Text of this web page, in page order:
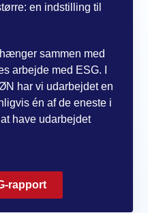
en indstilling til
sammen med
arbejde med ESG. I
har vi udarbejdet en
én af de eneste i
have udarbejdet
rapport